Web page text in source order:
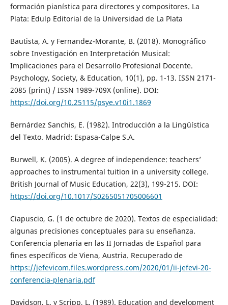
formación pianística para directores y compositores. La
Plata: Edulp Editorial de la Universidad de La Plata
Bautista, A. y Fernandez-Morante, B. (2018). Monográfico
sobre Investigación en Interpretación Musical:
Implicaciones para el Desarrollo Profesional Docente.
Psychology, Society, & Education, 10(1), pp. 1-13. ISSN 2171-
2085 (print) / ISSN 1989-709X (online). DOI:
https://doi.org/10.25115/psye.v10i1.1869
Bernárdez Sanchis, E. (1982). Introducción a la Lingüística
del Texto. Madrid: Espasa-Calpe S.A.
Burwell, K. (2005). A degree of independence: teachers’
approaches to instrumental tuition in a university college.
British Journal of Music Education, 22(3), 199-215. DOI:
https://doi.org/10.1017/S0265051705006601
Ciapuscio, G. (1 de octubre de 2020). Textos de especialidad:
algunas precisiones conceptuales para su enseñanza.
Conferencia plenaria en las II Jornadas de Español para
fines específicos de Viena, Austria. Recuperado de
https://jefevicom.files.wordpress.com/2020/01/ii-jefevi-20-
conferencia-plenaria.pdf
Davidson, L. y Scripp, L. (1989). Education and development